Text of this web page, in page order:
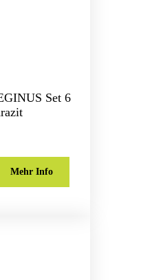
Set 6
Mehr Info